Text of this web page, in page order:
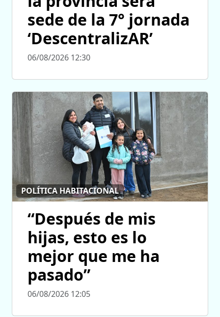
sede de la 7° jornada
‘DescentralizAR’
06/08/2026 12:30
POLÍTICA HABITACIONAL
“Después de mis
hijas, esto es lo
mejor que me ha
pasado”
06/08/2026 12:05